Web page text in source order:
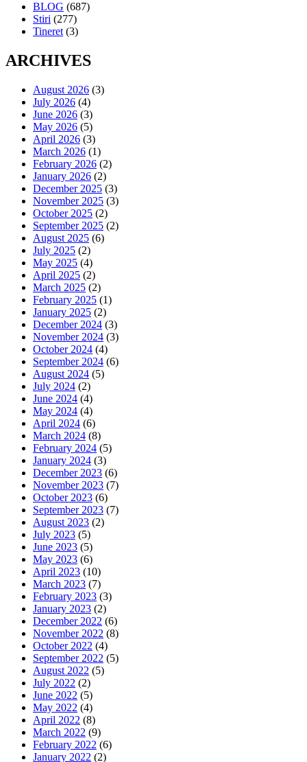
BLOG (687)
Stiri (277)
Tineret (3)
ARCHIVES
August 2026 (3)
July 2026 (4)
June 2026 (3)
May 2026 (5)
April 2026 (3)
March 2026 (1)
February 2026 (2)
January 2026 (2)
December 2025 (3)
November 2025 (3)
October 2025 (2)
September 2025 (2)
August 2025 (6)
July 2025 (2)
May 2025 (4)
April 2025 (2)
March 2025 (2)
February 2025 (1)
January 2025 (2)
December 2024 (3)
November 2024 (3)
October 2024 (4)
September 2024 (6)
August 2024 (5)
July 2024 (2)
June 2024 (4)
May 2024 (4)
April 2024 (6)
March 2024 (8)
February 2024 (5)
January 2024 (3)
December 2023 (6)
November 2023 (7)
October 2023 (6)
September 2023 (7)
August 2023 (2)
July 2023 (5)
June 2023 (5)
May 2023 (6)
April 2023 (10)
March 2023 (7)
February 2023 (3)
January 2023 (2)
December 2022 (6)
November 2022 (8)
October 2022 (4)
September 2022 (5)
August 2022 (5)
July 2022 (2)
June 2022 (5)
May 2022 (4)
April 2022 (8)
March 2022 (9)
February 2022 (6)
January 2022 (2)